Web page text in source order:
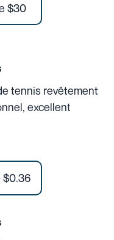
$30
tennis revêtement
excellent
$0.36